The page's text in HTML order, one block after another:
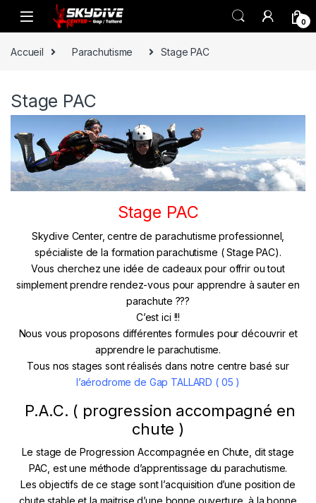
Skip to navigation
Skip to content
0
Accueil Parachutisme Stage PAC
Stage PAC
Stage PAC
Skydive Center, centre de parachutisme professionnel,
spécialiste de la formation parachutisme ( Stage PAC).
Vous cherchez une idée de cadeaux pour offrir ou tout
simplement prendre rendez-vous pour apprendre à sauter en
parachute ???
C’est ici !!!
Nous vous proposons différentes formules pour découvrir et
apprendre le parachutisme.
Tous nos stages sont réalisés dans notre centre basé sur
l’aérodrome de Gap TALLARD ( 05 )
P.A.C. ( progression accompagné en
chute )
Le stage de Progression Accompagnée en Chute, dit stage
PAC, est une méthode d’apprentissage du parachutisme.
Les objectifs de ce stage sont l’acquisition d’une position de